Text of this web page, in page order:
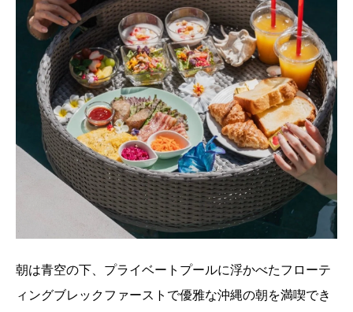
朝は青空の下、プライベートプールに浮かべたフローテ
ィングブレックファーストで優雅な沖縄の朝を満喫でき